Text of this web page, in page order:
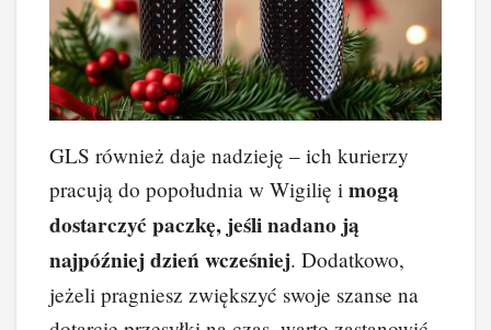
GLS również daje nadzieję – ich kurierzy
pracują do popołudnia w Wigilię i mogą
dostarczyć paczkę, jeśli nadano ją
najpóźniej dzień wcześniej. Dodatkowo,
jeżeli pragniesz zwiększyć swoje szanse na